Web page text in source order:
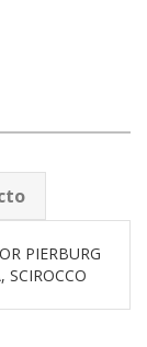
PIERBURG
SCIROCCO